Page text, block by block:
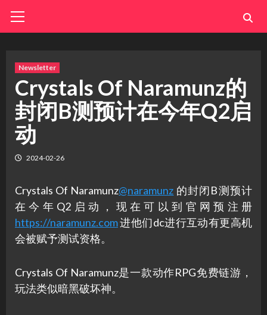
Menu
Newsletter
Crystals Of Naramunz的
封闭B测预计在今年Q2启
动
2024-02-26
Crystals Of Naramunz@naramunz 的封闭B测预计
在今年Q2启动，现在可以到官网预注册
https://naramunz.com进他们dc进行互动有更高机
会被赋予测试资格。
Crystals Of Naramunz是一款动作RPG免费链游，
玩法类似暗黑破坏神。